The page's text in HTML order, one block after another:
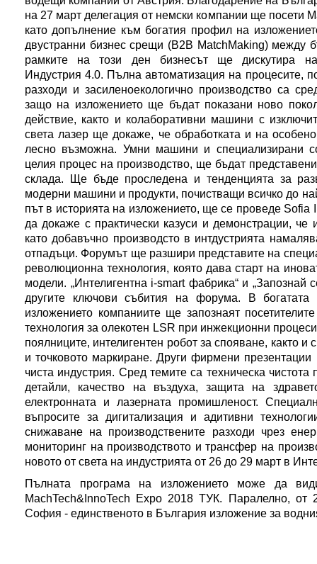
на 27 март делегация от немски компании ще посети
като допълнение към богатия профил на
двустранни бизнес срещи (B2B MatchMaking) между
рамките на този ден бизнесът ще дискутира
Индустрия 4.0. Пълна автоматизация на процесите,
разходи и засиленоекологично производство са
защо на изложението ще бъдат показани ново
действие, както и колаборативни машини с
света лазер ще докаже, че обработката и на
лесно възможна. Умни машини и специализирани
целия процес на производство, ще бъдат
склада. Ще бъде проследена и тенденцията за
модерни машини и продукти, почистващи всичко до
път в историята на изложението, ще се проведе Sofia
да докаже с практически казуси и демонстрации, че
като добавъчно производсто в интдустрията
отпадъци. Форумът ще разшири представите на
революционна технология, която дава старт на
модели. „Интелигентна i-smart фабрика“ и „Запознай
другите ключови събития на форума. В
изложението компаниите ще запознаят
технология за олекотен LSR при инжекционни
поялниците, интелигентен робот за спояване, както
и точковото маркиране. Други фирмени
чиста индустрия. Сред темите са техническа
детайли, качество на въздуха, защита на
електронната и лазерната промишленост.
въпросите за дигитализация и адитивни
снижаване на производствените разходи чрез
мониторинг на производството и трансфер на
новото от света на индустрията от 26 до 29 март в
Пълната програма на изложението може да
МachTech&InnoTech Expo 2018 ТУК. Паралелно,
София - единственото в България изложение за